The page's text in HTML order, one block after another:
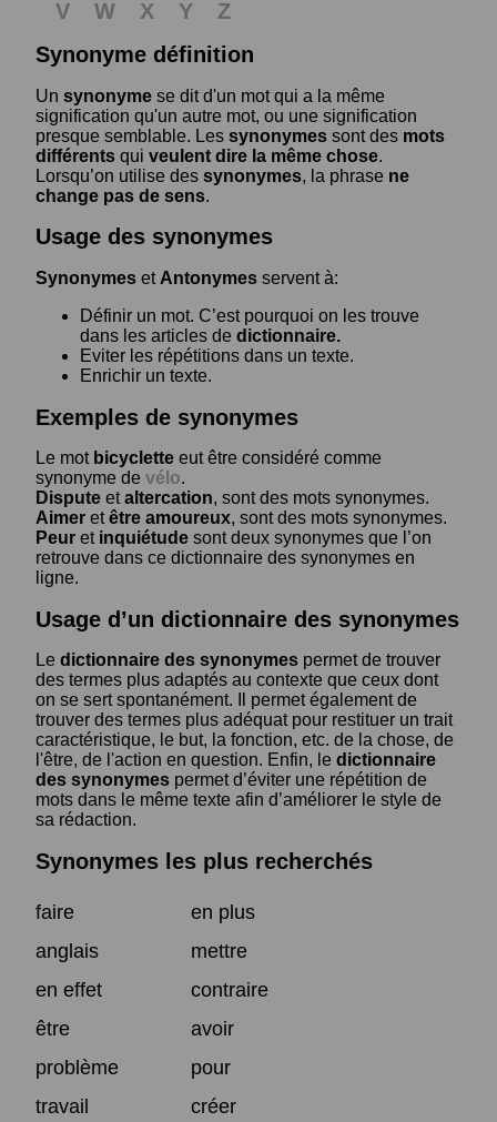
V W X Y
Z
Synonyme définition
Un synonyme se dit d'un mot qui a la même
signification qu'un autre mot, ou une signification
presque semblable. Les synonymes sont des mots
différents qui veulent dire la même chose.
Lorsqu’on utilise des synonymes, la phrase ne
change pas de sens.
Usage des synonymes
Synonymes et Antonymes servent à:
Définir un mot. C’est pourquoi on les trouve
dans les articles de dictionnaire.
Eviter les répétitions dans un texte.
Enrichir un texte.
Exemples de synonymes
Le mot bicyclette eut être considéré comme
synonyme de vélo.
Dispute etaltercation, sont des mots synonymes.
Aimer etêtre amoureux, sont des mots synonymes.
Peur et inquiétude sont deux synonymes que l’on
retrouve dans ce dictionnaire des synonymes en
ligne.
Usage d’un dictionnaire des synonymes
Le dictionnaire des synonymes permet de trouver
des termes plus adaptés au contexte que ceux dont
on se sert spontanément. Il permet également de
trouver des termes plus adéquat pour restituer un trait
caractéristique, le but, la fonction, etc. de la chose, de
l'être, de l'action en question. Enfin, le dictionnaire
des synonymes permet d’éviter une répétition de
mots dans le même texte afin d’améliorer le style de
sa rédaction.
Synonymes les plus recherchés
faire
en plus
anglais
mettre
en effet
contraire
être
avoir
problème
pour
travail
créer